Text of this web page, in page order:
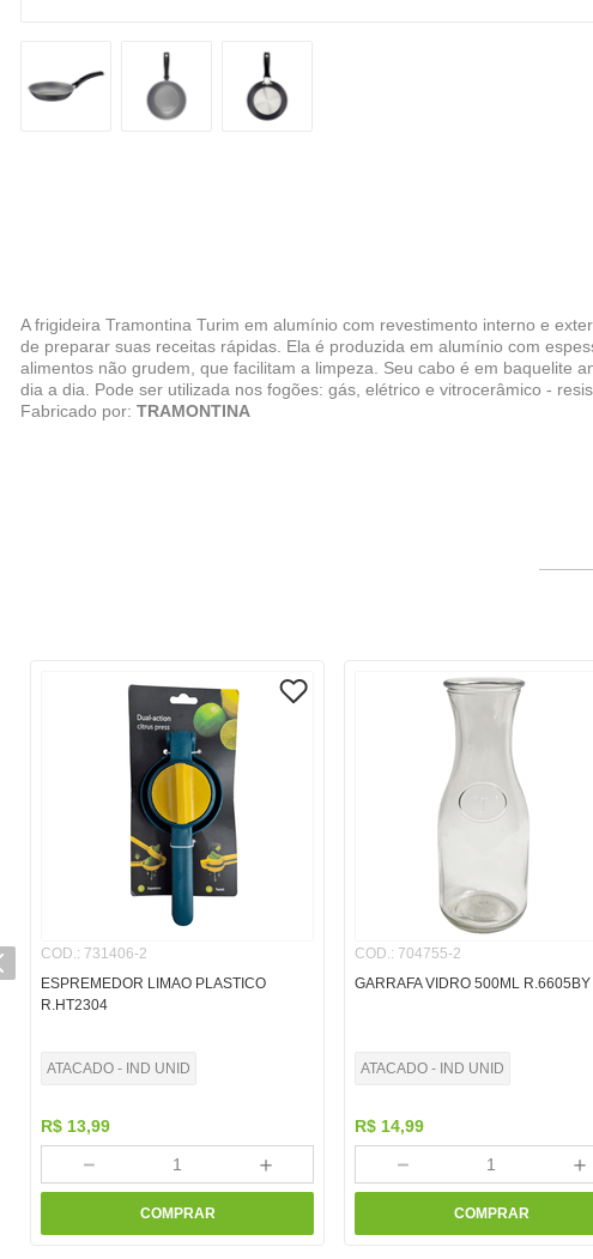
A frigideira Tramontina Turim em alumínio com revestimento interno e
de preparar suas receitas rápidas. Ela é produzida em alumínio com
alimentos não grudem, que facilitam a limpeza. Seu cabo é em baquelite
dia a dia. Pode ser utilizada nos fogões: gás, elétrico e vitrocerâmico -
Fabricado por: TRAMONTINA
COD.: 731406-2
ESPREMEDOR LIMAO PLASTICO
R.HT2304
ATACADO - IND UNID
R$ 13,99
＋
－
COMPRAR
COD.: 704755-2
GARRAFA VIDRO 500ML R.6605BY
ATACADO - IND UNID
R$ 14,99
＋
－
COMPRAR